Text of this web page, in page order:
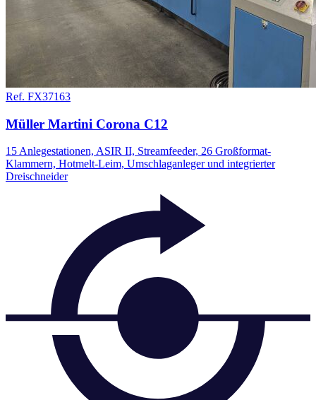
Ref. FX37163
Müller Martini Corona C12
15 Anlegestationen, ASIR II, Streamfeeder, 26 Großformat-
Klammern, Hotmelt-Leim, Umschlaganleger und integrierter
Dreischneider